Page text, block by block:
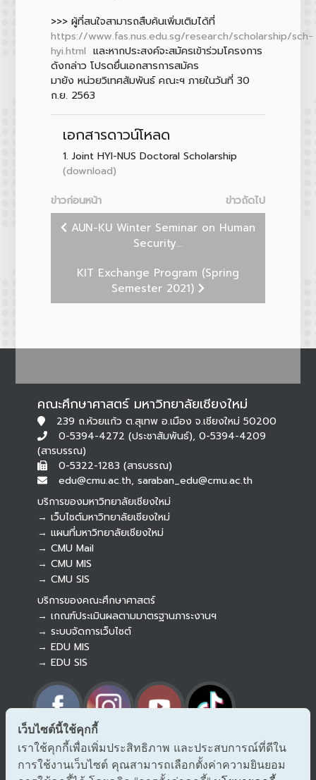
>>> ผู้ที่สนใจสามารถสืบค้นเพิ่มเติมได้ที่
https://www.fas.nus.edu.sg/research/scholarship/sch-
hyi.html และหากประสงค์จะสมัครเข้าร่วมโครงการ
ดังกล่าว โปรดยื่นเอกสารการสมัคร
มายัง หน่วยวิเทศสัมพันธ์ คณะฯ ภายในวันที่ 30
ก.ย. 2563
เอกสารดาวน์โหลด
1. Joint HYI-NUS Doctoral Scholarship
(download)
ข่าวก่อนหน้า
ข่าวถัดไป
AUN-KU Winter Seminar on Human
Security...
KIT Exchange Program (Spring
Semester 2021)
คณะศึกษาศาสตร์ มหาวิทยาลัยเชียงใหม่
239 ถ.ห้วยแก้ว ต.สุเทพ อ.เมือง จ.เชียงใหม่ 50200
0-5394-4272 (ประชาสัมพันธ์), 0-5394-4209
(สารบรรณ)
0-5322-1283 (สารบรรณ)
edu@cmu.ac.th, saraban_edu@cmu.ac.th
บริการของมหาวิทยาลัยเชียงใหม่
→ เว็บไซต์มหาวิทยาลัยเชียงใหม่
→ แผนที่มหาวิทยาลัยเชียงใหม่
→ CMU Mail
→ CMU MIS
→ CMU SIS
บริการของคณะศึกษาศาสตร์
→ เกณฑ์ประเมินผลตามมาตรฐานภาระงานฯ
→ ระบบจัดการเว็บไซต์
→ EDU MIS
→ EDU SIS
→ ร้องเรียนทุจริตและประพฤติมิชอบ
→ แจ้งเรื่องร้องออนไลน์ สำนักงาน ป.ป.ช.
Botnoi Assistant
Connecting…
เว็บไซต์นี้ใช้คุกกี้
เราใช้คุกกี้เพื่อเพิ่มประสิทธิภาพ และประสบการณ์ที่ดีใน
การใช้งานเว็บไซต์ คุณสามารถเลือกตั้งค่าความยินยอม